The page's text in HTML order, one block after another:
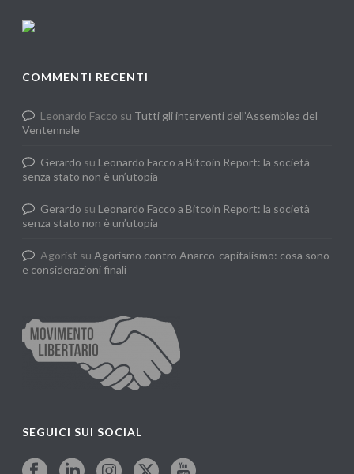
COMMENTI RECENTI
Leonardo Facco su Tutti gli interventi dell’Assemblea del
Ventennale
Gerardo su Leonardo Facco a Bitcoin Report: la società
senza stato non è un’utopia
Gerardo su Leonardo Facco a Bitcoin Report: la società
senza stato non è un’utopia
Agorist suAgorismo contro Anarco-capitalismo: cosa sono
e considerazioni finali
SEGUICI SUI SOCIAL